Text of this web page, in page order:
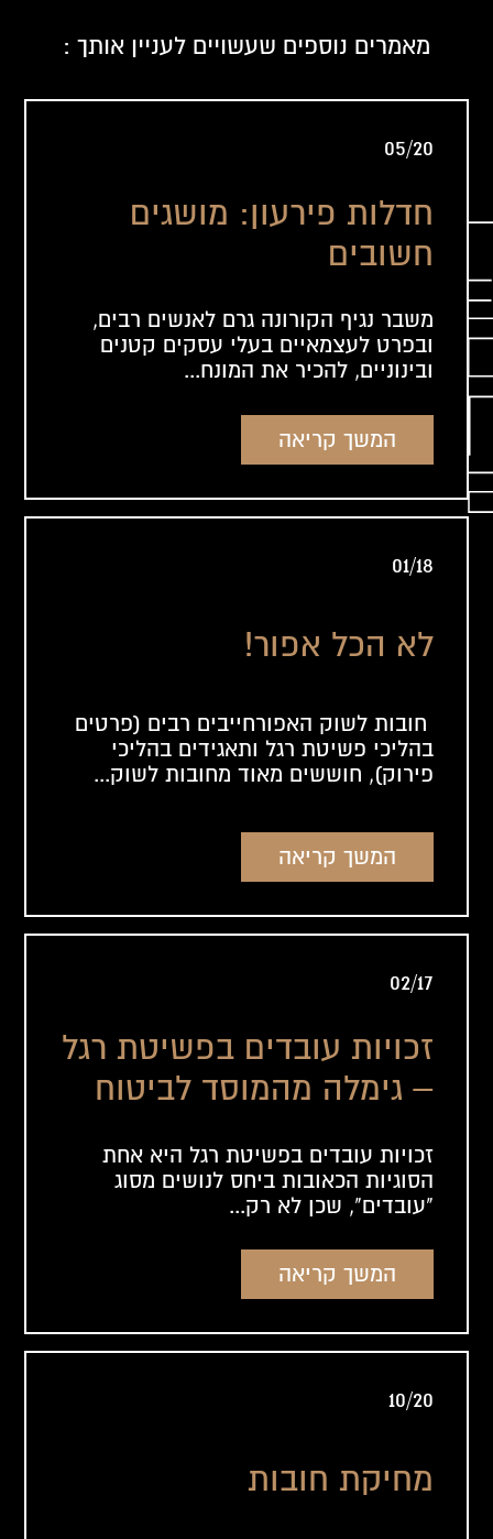
מאמרים נוספים שעשויים לעניין אותך :
05/20
חדלות פירעון: מושגים
חשובים
משבר נגיף הקורונה גרם לאנשים רבים,
ובפרט לעצמאיים בעלי עסקים קטנים
ובינוניים, להכיר את המונח...
המשך קריאה
01/18
לא הכל אפור!
חובות לשוק האפורחייבים רבים (פרטים
בהליכי פשיטת רגל ותאגידים בהליכי
פירוק), חוששים מאוד מחובות לשוק...
המשך קריאה
02/17
זכויות עובדים בפשיטת רגל
– גימלה מהמוסד לביטוח
זכויות עובדים בפשיטת רגל היא אחת
הסוגיות הכאובות ביחס לנושים מסוג
"עובדים", שכן לא רק...
המשך קריאה
10/20
מחיקת חובות